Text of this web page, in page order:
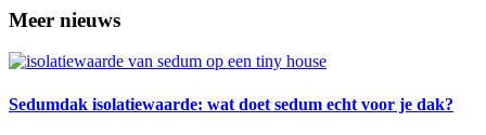
Meer nieuws
Sedumdak isolatiewaarde: wat doet sedum echt voor je dak?